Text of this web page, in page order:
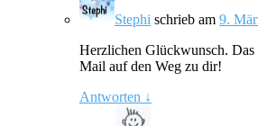
Stephi schrieb am 9.
Herzlichen Glückwunsch. Das
Mail auf den Weg zu dir!
Antworten ↓